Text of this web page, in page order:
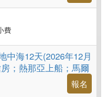
費
中海12天(2026年12月
；熱那亞上船；馬爾
報名